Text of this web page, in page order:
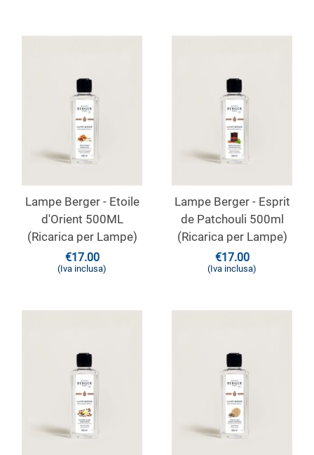
Lampe Berger - Etoile
d'Orient 500ML
(Ricarica per Lampe)
€17.00
(Iva inclusa)
Lampe Berger - Esprit
de Patchouli 500ml
(Ricarica per Lampe)
€17.00
(Iva inclusa)